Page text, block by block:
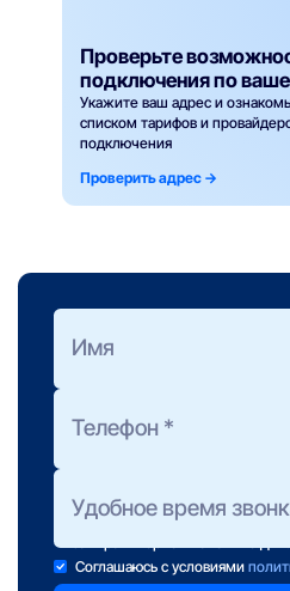
Проверьте
подключения по
Укажите ваш адрес и
списком тарифов и
подключения
Проверить адрес ->
Оформить
на подбор
Соглашаюсь с условиями
Консультанты работают
Если свою заявку Вы